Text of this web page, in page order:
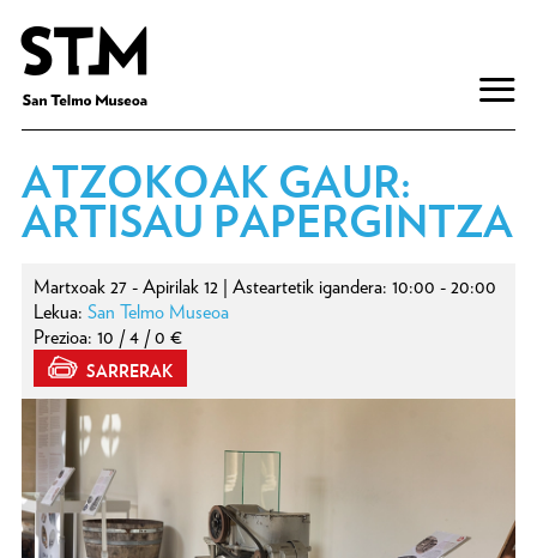
ATZOKOAK GAUR:
ARTISAU PAPERGINTZA
Martxoak 27 - Apirilak 12 | Asteartetik igandera: 10:00 - 20:00
Lekua: San Telmo Museoa
Prezioa: 10 / 4 / 0 €
SARRERAK